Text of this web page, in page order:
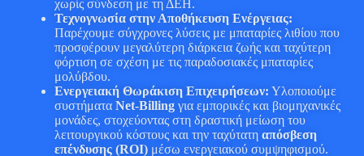
χωρίς σύνδεση με τη ΔΕΗ.
Τεχνογνωσία στην Αποθήκευση Ενέργειας:
Παρέχουμε σύγχρονες λύσεις με μπαταρίες λιθίου που
προσφέρουν μεγαλύτερη διάρκεια ζωής και ταχύτερη
φόρτιση σε σχέση με τις παραδοσιακές μπαταρίες
μολύβδου.
Ενεργειακή Θωράκιση Επιχειρήσεων: Υλοποιούμε
συστήματα Net-Billingγια εμπορικές και βιομηχανικές
μονάδες, στοχεύοντας στη δραστική μείωση του
λειτουργικού κόστους και την ταχύτατη απόσβεση
επένδυσης (ROI)μέσω ενεργειακού συμψηφισμού.